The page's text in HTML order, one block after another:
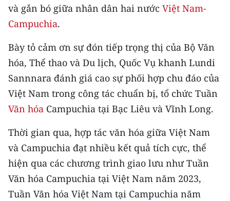
E-Magazine
Video
Media Chính trị
Media Kinh tế
Media Văn hóa
Media Pháp luật
Media Du lịch
Media Thế giới
và gắn bó giữa nhân dân hai nước Việt Nam-
Campuchia.
Bày tỏ cảm ơn sự đón tiếp trọng thị của Bộ Văn
hóa, Thể thao và Du lịch, Quốc Vụ khanh Lundi
Sannnara đánh giá cao sự phối hợp chu đáo của
Việt Nam trong công tác chuẩn bị, tổ chức Tuần
Văn hóa Campuchia tại Bạc Liêu và Vĩnh Long.
Thời gian qua, hợp tác văn hóa giữa Việt Nam
và Campuchia đạt nhiều kết quả tích cực, thể
hiện qua các chương trình giao lưu như Tuần
Văn hóa Campuchia tại Việt Nam năm 2023,
Tuần Văn hóa Việt Nam tại Campuchia năm